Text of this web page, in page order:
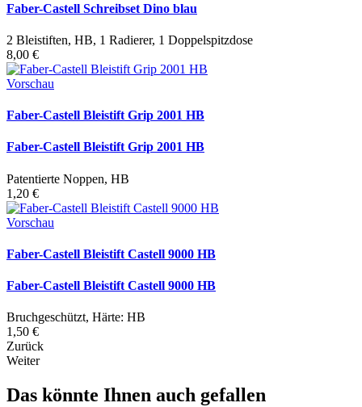
Faber-Castell Schreibset Dino blau
2 Bleistiften, HB, 1 Radierer, 1 Doppelspitzdose
8,00 €
Vorschau
Faber-Castell Bleistift Grip 2001 HB
Faber-Castell Bleistift Grip 2001 HB
Patentierte Noppen, HB
1,20 €
Vorschau
Faber-Castell Bleistift Castell 9000 HB
Faber-Castell Bleistift Castell 9000 HB
Bruchgeschützt, Härte: HB
1,50 €
Zurück
Weiter
Das könnte Ihnen auch gefallen